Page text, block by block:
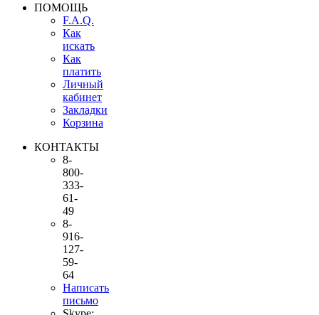
ПОМОЩЬ
F.A.Q.
Как
искать
Как
платить
Личный
кабинет
Закладки
Корзина
КОНТАКТЫ
8-
800-
333-
61-
49
8-
916-
127-
59-
64
Написать
письмо